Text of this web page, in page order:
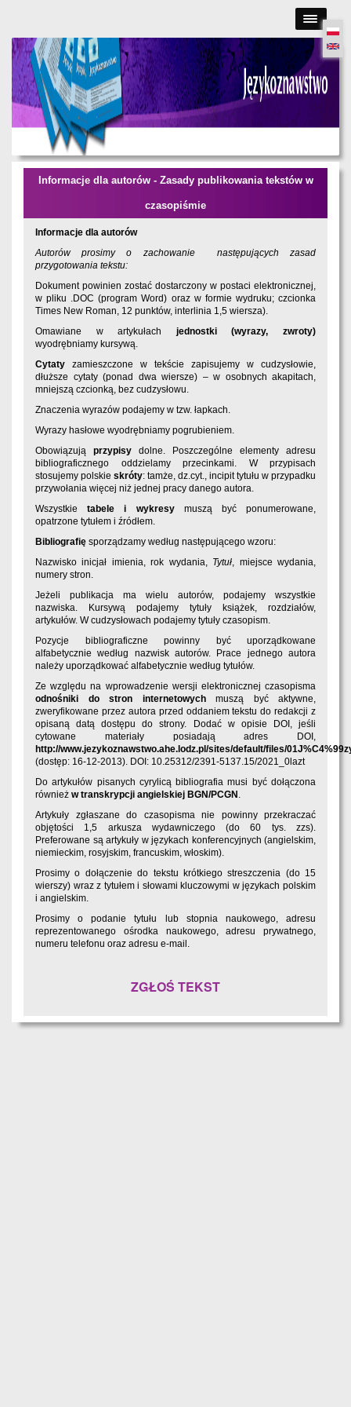
main
content
Informacje dla autorów - Zasady publikowania tekstów w
czasopiśmie
Informacje dla autorów
Autorów prosimy o zachowanie następujących zasad
przygotowania tekstu:
Dokument powinien zostać dostarczony w postaci elektronicznej,
w pliku .DOC (program Word) oraz w formie wydruku; czcionka
Times New Roman, 12 punktów, interlinia 1,5 wiersza).
Omawiane w artykułach jednostki (wyrazy, zwroty)
wyodrębniamy kursywą.
Cytaty zamieszczone w tekście zapisujemy w cudzysłowie,
dłuższe cytaty (ponad dwa wiersze) – w osobnych akapitach,
mniejszą czcionką, bez cudzysłowu.
Znaczenia wyrazów podajemy w tzw. łapkach.
Wyrazy hasłowe wyodrębniamy pogrubieniem.
Obowiązują przypisy dolne. Poszczególne elementy adresu
bibliograficznego oddzielamy przecinkami. W przypisach
stosujemy polskie skróty: tamże, dz.cyt., incipit tytułu w przypadku
przywołania więcej niż jednej pracy danego autora.
Wszystkietabele i wykresymuszą być ponumerowane,
opatrzone tytułem i źródłem.
Bibliografię sporządzamy według następującego wzoru:
Nazwisko inicjał imienia, rok wydania, Tytuł, miejsce wydania,
numery stron.
Jeżeli publikacja ma wielu autorów, podajemy wszystkie
nazwiska. Kursywą podajemy tytuły książek, rozdziałów,
artykułów. W cudzysłowach podajemy tytuły czasopism.
Pozycje bibliograficzne powinny być uporządkowane
alfabetycznie według nazwisk autorów. Prace jednego autora
należy uporządkować alfabetycznie według tytułów.
Ze względu na wprowadzenie wersji elektronicznej czasopisma
odnośniki do stron internetowychmuszą być aktywne,
zweryfikowane przez autora przed oddaniem tekstu do redakcji z
opisaną datą dostępu do strony. Dodać w opisie DOI, jeśli
cytowane materiały posiadają adres DOI,
http://www.jezykoznawstwo.ahe.lodz.pl/sites/default/files/
(dostęp: 16-12-2013). DOI: 10.25312/2391-5137.15/2021_0lazt
Do artykułów pisanych cyrylicą bibliografia musi być dołączona
również w transkrypcji angielskiej BGN/PCGN .
Artykuły zgłaszane do czasopisma nie powinny przekraczać
objętości 1,5 arkusza wydawniczego (do 60 tys. zzs).
Preferowane są artykuły w językach konferencyjnych (angielskim,
niemieckim, rosyjskim, francuskim, włoskim).
Prosimy o dołączenie do tekstu krótkiego streszczenia (do 15
wierszy) wraz z tytułem i słowami kluczowymi w językach polskim
i angielskim.
Prosimy o podanie tytułu lub stopnia naukowego, adresu
reprezentowanego ośrodka naukowego, adresu prywatnego,
numeru telefonu oraz adresu e-mail.
ZGŁOŚ TEKST